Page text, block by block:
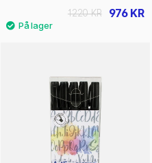
976 KR
1220 KR